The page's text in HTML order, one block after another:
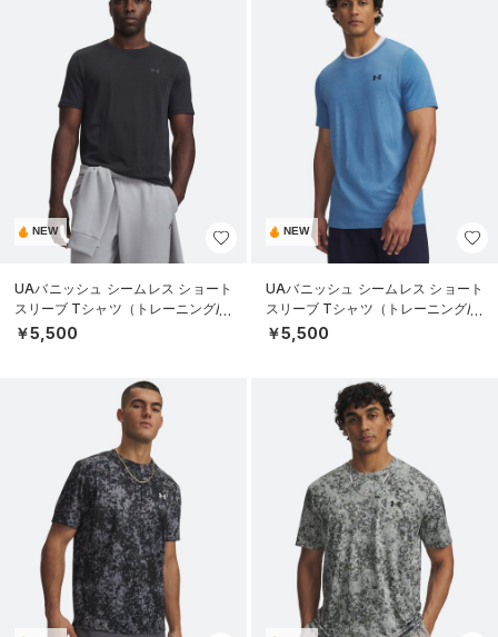
NEW
UAバニッシュ シームレス ショート
スリーブ Tシャツ（トレーニング/M
EN）
￥5,500
NEW
UAバニッシュ シームレス ショート
スリーブ Tシャツ（トレーニング/M
EN）
￥5,500